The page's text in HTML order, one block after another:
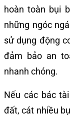
hoàn toàn bụi
những ngóc
sử dụng động
đảm bảo an
nhanh chóng.
Nếu các bác
đất, cát nhiều